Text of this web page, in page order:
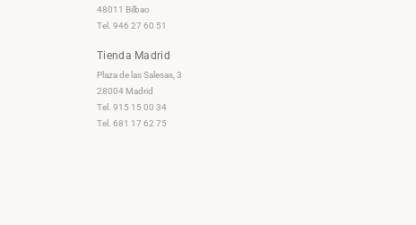
48011 Bilbao
Tel. 946 27 60 51
Tienda Madrid
Plaza de las Salesas, 3
28004 Madrid
Tel. 915 15 00 34
Tel. 681 17 62 75